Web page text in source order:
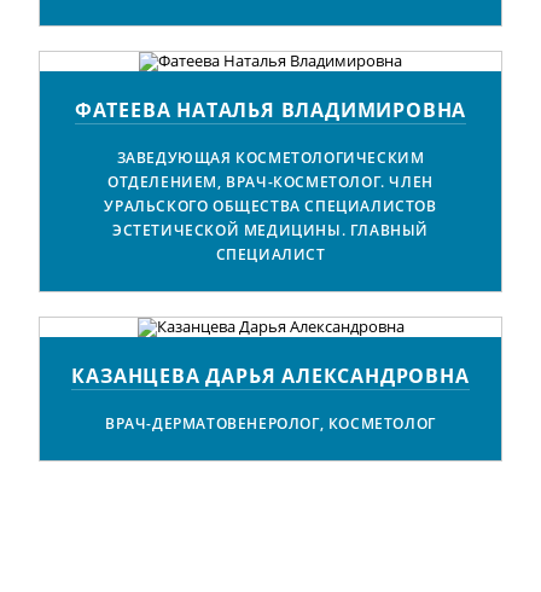
ФАТЕЕВА НАТАЛЬЯ ВЛАДИМИРОВНА
ЗАВЕДУЮЩАЯ КОСМЕТОЛОГИЧЕСКИМ
ОТДЕЛЕНИЕМ, ВРАЧ-КОСМЕТОЛОГ. ЧЛЕН
УРАЛЬСКОГО ОБЩЕСТВА СПЕЦИАЛИСТОВ
ЭСТЕТИЧЕСКОЙ МЕДИЦИНЫ. ГЛАВНЫЙ
СПЕЦИАЛИСТ
КАЗАНЦЕВА ДАРЬЯ АЛЕКСАНДРОВНА
ВРАЧ-ДЕРМАТОВЕНЕРОЛОГ, КОСМЕТОЛОГ